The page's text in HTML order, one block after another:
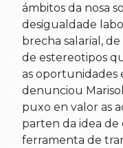
ámbitos da nosa
desigualdade
brecha salarial,
de estereotipos
as oportunidades
denunciou
puxo en valor as
parten da idea
ferramenta de